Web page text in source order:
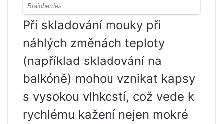
Při skladování mouky při
náhlých změnách teploty
(například skladování na
balkóně) mohou vznikat kapsy
s vysokou vlhkostí, což vede k
rychlému kažení nejen mokré